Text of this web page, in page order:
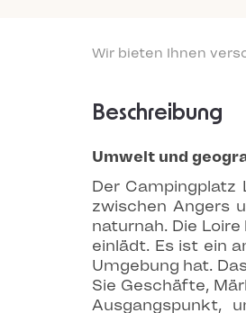
Wir bieten Ihnen
Beschreibung
Umwelt und
Der Campingplatz
zwischen Angers
naturnah. Die
einlädt. Es ist ein
Umgebung hat.
Sie Geschäfte,
Ausgangspunkt,